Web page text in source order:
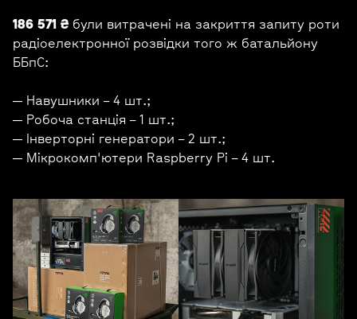
186 571 ₴ були витрачені на закриття запиту роти
радіоелектронної розвідки того ж батальйону
ББпС:
— Навушники – 4 шт.;
— Робоча станція – 1 шт.;
— Інверторні генератори – 2 шт.;
— Мікрокомп'ютери Raspberry Pi – 4 шт.